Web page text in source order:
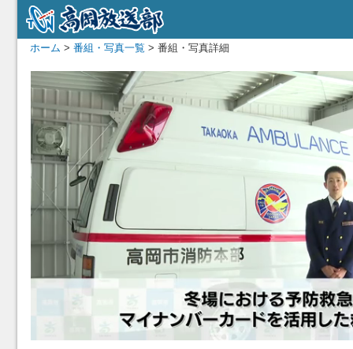
ホーム > 番組・写真一覧 > 番組・写真詳細